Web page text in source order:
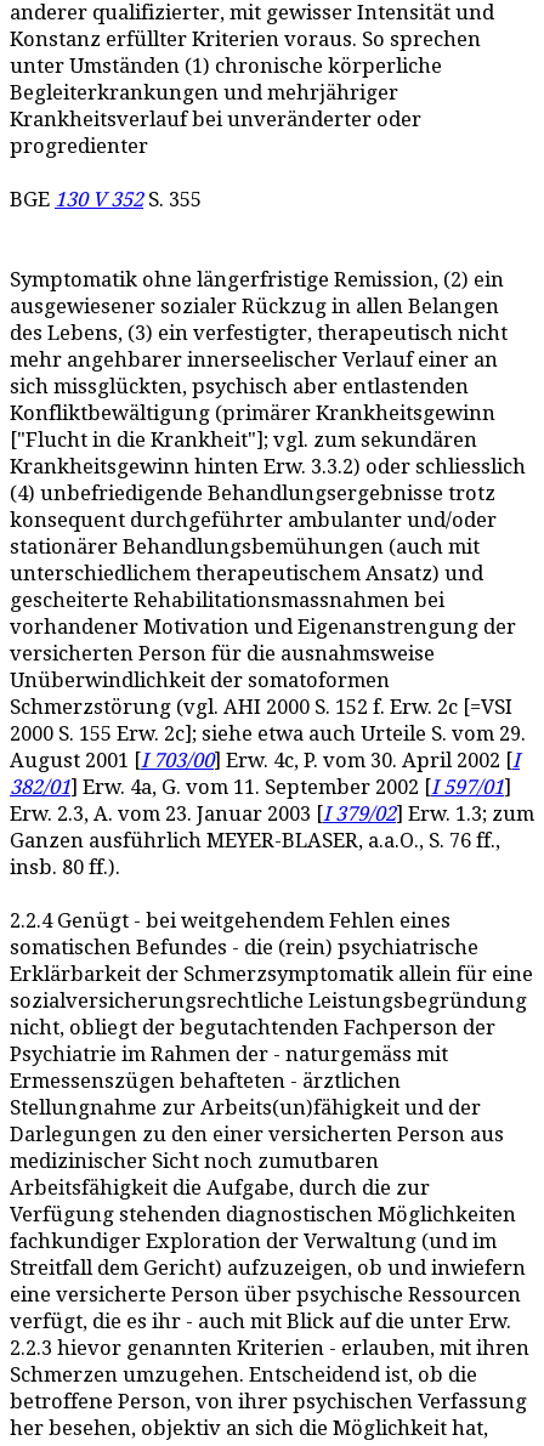
anderer qualifizierter, mit gewisser Intensität und
Konstanz erfüllter Kriterien voraus. So sprechen
unter Umständen (1) chronische körperliche
Begleiterkrankungen und mehrjähriger
Krankheitsverlauf bei unveränderter oder
progredienter
BGE 130 V 352S. 355
Symptomatik ohne längerfristige Remission, (2) ein
ausgewiesener sozialer Rückzug in allen Belangen
des Lebens, (3) ein verfestigter, therapeutisch nicht
mehr angehbarer innerseelischer Verlauf einer an
sich missglückten, psychisch aber entlastenden
Konfliktbewältigung (primärer Krankheitsgewinn
["Flucht in die Krankheit"]; vgl. zum sekundären
Krankheitsgewinn hinten Erw. 3.3.2) oder schliesslich
(4) unbefriedigende Behandlungsergebnisse trotz
konsequent durchgeführter ambulanter und/oder
stationärer Behandlungsbemühungen (auch mit
unterschiedlichem therapeutischem Ansatz) und
gescheiterte Rehabilitationsmassnahmen bei
vorhandener Motivation und Eigenanstrengung der
versicherten Person für die ausnahmsweise
Unüberwindlichkeit der somatoformen
Schmerzstörung (vgl. AHI 2000 S. 152 f. Erw. 2c [=VSI
2000 S. 155 Erw. 2c]; siehe etwa auch Urteile S. vom 29.
August 2001 [I 703/00] Erw. 4c, P. vom 30. April 2002 [I
382/01] Erw. 4a, G. vom 11. September 2002 [I 597/01]
Erw. 2.3, A. vom 23. Januar 2003 [I 379/02] Erw. 1.3; zum
Ganzen ausführlich MEYER-BLASER, a.a.O., S. 76 ff.,
insb. 80 ff.).
2.2.4 Genügt - bei weitgehendem Fehlen eines
somatischen Befundes - die (rein) psychiatrische
Erklärbarkeit der Schmerzsymptomatik allein für eine
sozialversicherungsrechtliche Leistungsbegründung
nicht, obliegt der begutachtenden Fachperson der
Psychiatrie im Rahmen der - naturgemäss mit
Ermessenszügen behafteten - ärztlichen
Stellungnahme zur Arbeits(un)fähigkeit und der
Darlegungen zu den einer versicherten Person aus
medizinischer Sicht noch zumutbaren
Arbeitsfähigkeit die Aufgabe, durch die zur
Verfügung stehenden diagnostischen Möglichkeiten
fachkundiger Exploration der Verwaltung (und im
Streitfall dem Gericht) aufzuzeigen, ob und inwiefern
eine versicherte Person über psychische Ressourcen
verfügt, die es ihr - auch mit Blick auf die unter Erw.
2.2.3 hievor genannten Kriterien - erlauben, mit ihren
Schmerzen umzugehen. Entscheidend ist, ob die
betroffene Person, von ihrer psychischen Verfassung
her besehen, objektiv an sich die Möglichkeit hat,